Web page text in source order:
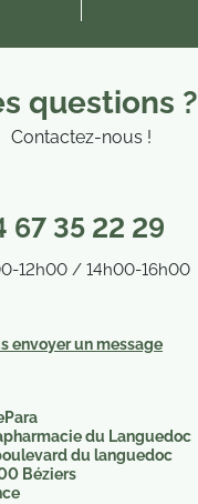
questions ?
Contactez-nous !
67 35 22 29
12h00 / 14h00-16h00
envoyer un message
du Languedoc
du languedoc
Béziers